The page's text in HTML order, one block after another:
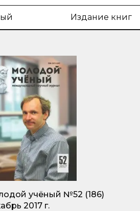
Издание книг
учёный №52 (186)
2017 г.